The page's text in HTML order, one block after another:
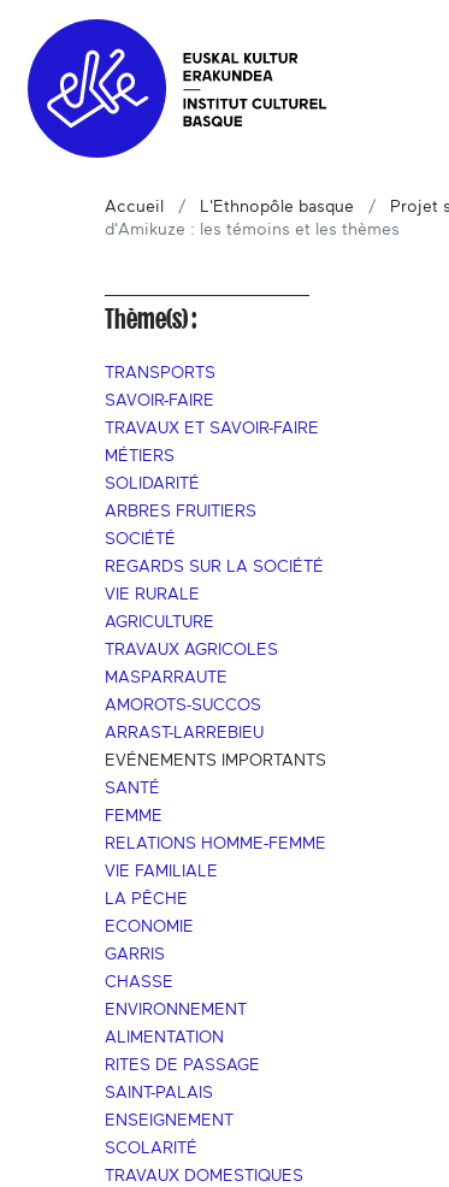
Accueil L'Ethnopôle basque Projet
d'Amikuze : les témoins et les thèmes
Thème(s) :
TRANSPORTS
SAVOIR-FAIRE
TRAVAUX ET SAVOIR-FAIRE
MÉTIERS
SOLIDARITÉ
ARBRES FRUITIERS
SOCIÉTÉ
REGARDS SUR LA SOCIÉTÉ
VIE RURALE
AGRICULTURE
TRAVAUX AGRICOLES
MASPARRAUTE
AMOROTS-SUCCOS
ARRAST-LARREBIEU
EVÉNEMENTS IMPORTANTS
SANTÉ
FEMME
RELATIONS HOMME-FEMME
VIE FAMILIALE
LA PÊCHE
ECONOMIE
GARRIS
CHASSE
ENVIRONNEMENT
ALIMENTATION
RITES DE PASSAGE
SAINT-PALAIS
ENSEIGNEMENT
SCOLARITÉ
TRAVAUX DOMESTIQUES